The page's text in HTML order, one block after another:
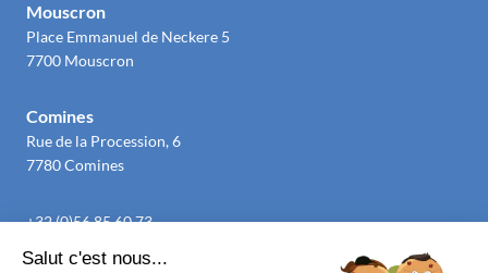
Mouscron
Place Emmanuel de Neckere 5
7700 Mouscron
Comines
Rue de la Procession, 6
7780 Comines
+32 (0)56 85 60 73
info@cmconsult.be